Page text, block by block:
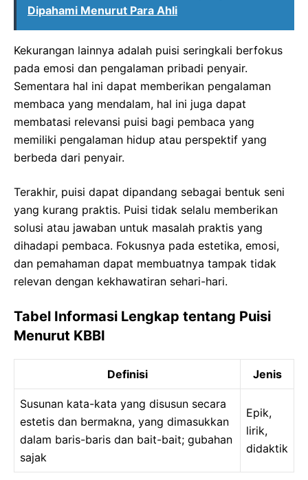
Dipahami Menurut Para Ahli
Kekurangan lainnya adalah puisi seringkali berfokus
pada emosi dan pengalaman pribadi penyair.
Sementara hal ini dapat memberikan pengalaman
membaca yang mendalam, hal ini juga dapat
membatasi relevansi puisi bagi pembaca yang
memiliki pengalaman hidup atau perspektif yang
berbeda dari penyair.
Terakhir, puisi dapat dipandang sebagai bentuk seni
yang kurang praktis. Puisi tidak selalu memberikan
solusi atau jawaban untuk masalah praktis yang
dihadapi pembaca. Fokusnya pada estetika, emosi,
dan pemahaman dapat membuatnya tampak tidak
relevan dengan kekhawatiran sehari-hari.
Tabel Informasi Lengkap tentang Puisi
Menurut KBBI
Definisi Jenis
Susunan kata-kata yang disusun secara
estetis dan bermakna, yang dimasukkan
dalam baris-baris dan bait-bait; gubahan
sajak
Epik,
lirik,
didaktik